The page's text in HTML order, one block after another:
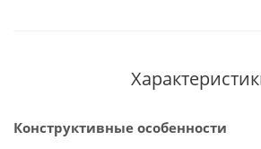
Конструктивные особенности